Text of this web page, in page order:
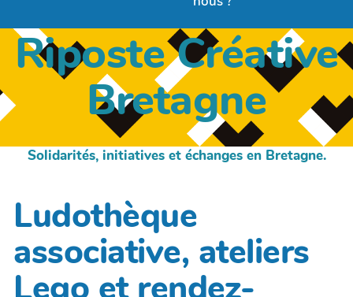
Riposte Créative
Bretagne
Solidarités, initiatives et échanges en Bretagne.
Ludothèque
associative, ateliers